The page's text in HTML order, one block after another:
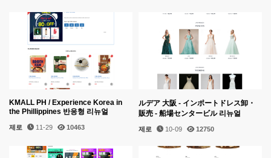
KMALL PH / Experience Korea in
the Phillippines 반응형 리뉴얼
제로 11-29 10463
ルデア 大阪 - インポートドレス卸・
販売 - 船場センタービル 리뉴얼
제로 10-09 12750